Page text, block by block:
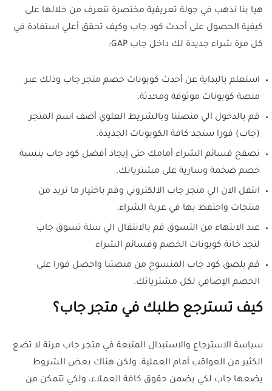
هيا بنا نذهب في جولة تعريفية مختصرة نتعرف من خلالها على
كيفية الحصول على أحدث كود جاب وكيف تحقق أعلي استفادة في
كل مرة شراء جديدة لك داخل جاب GAP:
استعلم بالبداية عن أحدث كوبونات خصم متجر جاب وذلك عبر
منصة كوبونات موثوقة ومحدثة.
قم بالدخول الي منصتنا وبالشريط العلوي أضف اسم المتجر
(جاب) فورا ستجد كافة الكوبونات الجديدة.
تصفح قسائم الشراء أمامك حتى إيجاد أفضل كود جاب بنسبة
خصم ضخمة وسارية على مشترياتك.
انتقل الان الي متجر جاب الالكتروني وقم باختيار ما تريد من
منتجات واحتفظ بها في عربة الشراء.
عند الانتهاء من التسوق قم بالانتقال الي سلة تسوق جاب
لتجد خانة كوبونات الخصم وقسائم الشراء
قم بلصق كود جاب المنسوخ من منصتنا واحصل فورا على
الخصم الإضافي لكل مشترياتك.
كيف تسترجع طلبك في متجر جاب؟
سياسة الاسترجاع والاستبدال المتبعة في متجر جاب مرنة لا تضع
الكثير من العواقب أمام العملية، ولكن هناك بعض الشروط
يضعها جاب لكي يضمن حقوق كافة العملاء، ولكي تتمكن من